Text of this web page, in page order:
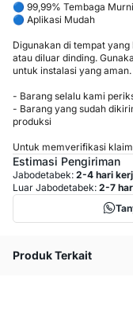
🔵 99,99% Tembaga Murni
🔵 Aplikasi Mudah
Digunakan di tempat
atau diluar dinding.
untuk instalasi yang aman.
- Barang selalu kami
- Barang yang sudah
produksi
Untuk memverifikasi
Estimasi Pengiriman
Jabodetabek: 2-4 hari
Luar Jabodetabek: 2-7
Produk Terkait